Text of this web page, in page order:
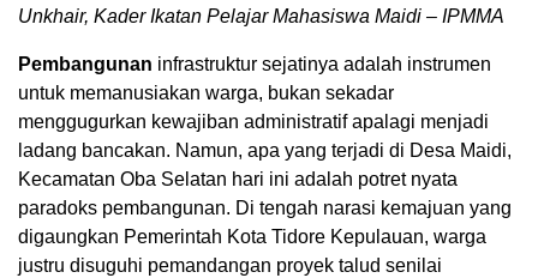
Unkhair, Kader Ikatan Pelajar Mahasiswa Maidi – IPMMA
Pembangunan infrastruktur sejatinya adalah instrumen
untuk memanusiakan warga, bukan sekadar
menggugurkan kewajiban administratif apalagi menjadi
ladang bancakan. Namun, apa yang terjadi di Desa Maidi,
Kecamatan Oba Selatan hari ini adalah potret nyata
paradoks pembangunan. Di tengah narasi kemajuan yang
digaungkan Pemerintah Kota Tidore Kepulauan, warga
justru disuguhi pemandangan proyek talud senilai